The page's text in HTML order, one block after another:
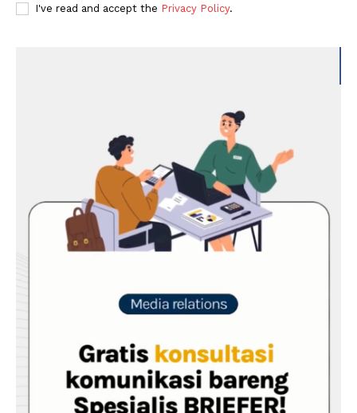
I've read and accept the Privacy Policy.